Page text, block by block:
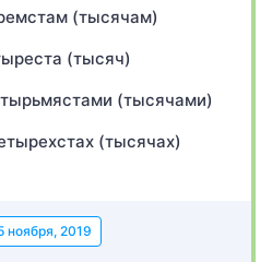
(тысячам)
(тысяч)
(тысячами)
(тысячах)
ноября, 2019